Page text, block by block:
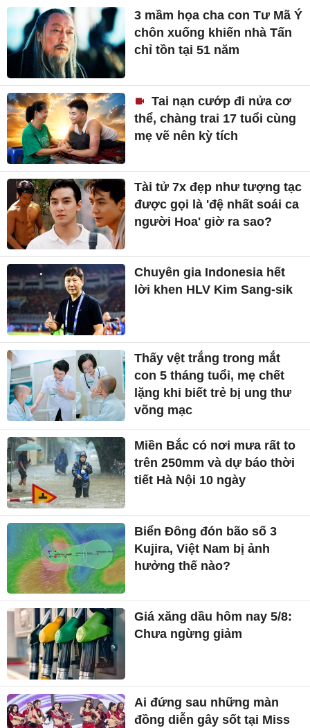
3 mầm họa cha con Tư Mã Ý
chôn xuống khiến nhà Tấn
chỉ tồn tại 51 năm
Tai nạn cướp đi nửa cơ
thể, chàng trai 17 tuổi cùng
mẹ vẽ nên kỳ tích
Tài tử 7x đẹp như tượng tạc
được gọi là 'đệ nhất soái ca
người Hoa' giờ ra sao?
Chuyên gia Indonesia hết
lời khen HLV Kim Sang-sik
Thấy vệt trắng trong mắt
con 5 tháng tuổi, mẹ chết
lặng khi biết trẻ bị ung thư
võng mạc
Miền Bắc có nơi mưa rất to
trên 250mm và dự báo thời
tiết Hà Nội 10 ngày
Biển Đông đón bão số 3
Kujira, Việt Nam bị ảnh
hưởng thế nào?
Giá xăng dầu hôm nay 5/8:
Chưa ngừng giảm
Ai đứng sau những màn
đồng diễn gây sốt tại Miss